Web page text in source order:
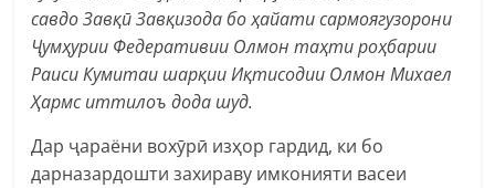
савдо Завқӣ Завқизода бо ҳайати сармоягузорони
Ҷумҳурии Федеративии Олмон таҳти роҳбарии
Раиси Кумитаи шарқии Иқтисодии Олмон Михаел
Ҳармс иттилоъ дода шуд.
Дар ҷараёни вохӯрӣ изҳор гардид, ки бо
дарназардошти захираву имконияти васеи